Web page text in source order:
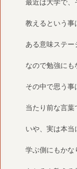
最近は大学で、
教えるという事
ある意味ステー
なので勉強にも
その中で思う
当たり前な言葉
いや、実は本当
学ぶ側にもかな